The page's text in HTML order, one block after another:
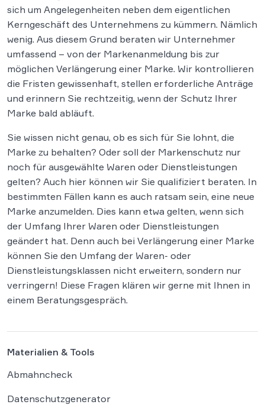
sich um Angelegenheiten neben dem eigentlichen
Kerngeschäft des Unternehmens zu kümmern. Nämlich
wenig. Aus diesem Grund beraten wir Unternehmer
umfassend – von der Markenanmeldung bis zur
möglichen Verlängerung einer Marke. Wir kontrollieren
die Fristen gewissenhaft, stellen erforderliche Anträge
und erinnern Sie rechtzeitig, wenn der Schutz Ihrer
Marke bald abläuft.
Sie wissen nicht genau, ob es sich für Sie lohnt, die
Marke zu behalten? Oder soll der Markenschutz nur
noch für ausgewählte Waren oder Dienstleistungen
gelten? Auch hier können wir Sie qualifiziert beraten. In
bestimmten Fällen kann es auch ratsam sein, eine neue
Marke anzumelden. Dies kann etwa gelten, wenn sich
der Umfang Ihrer Waren oder Dienstleistungen
geändert hat. Denn auch bei Verlängerung einer Marke
können Sie den Umfang der Waren- oder
Dienstleistungsklassen nicht erweitern, sondern nur
verringern! Diese Fragen klären wir gerne mit Ihnen in
einem Beratungsgespräch.
Materialien & Tools
Abmahncheck
Datenschutzgenerator